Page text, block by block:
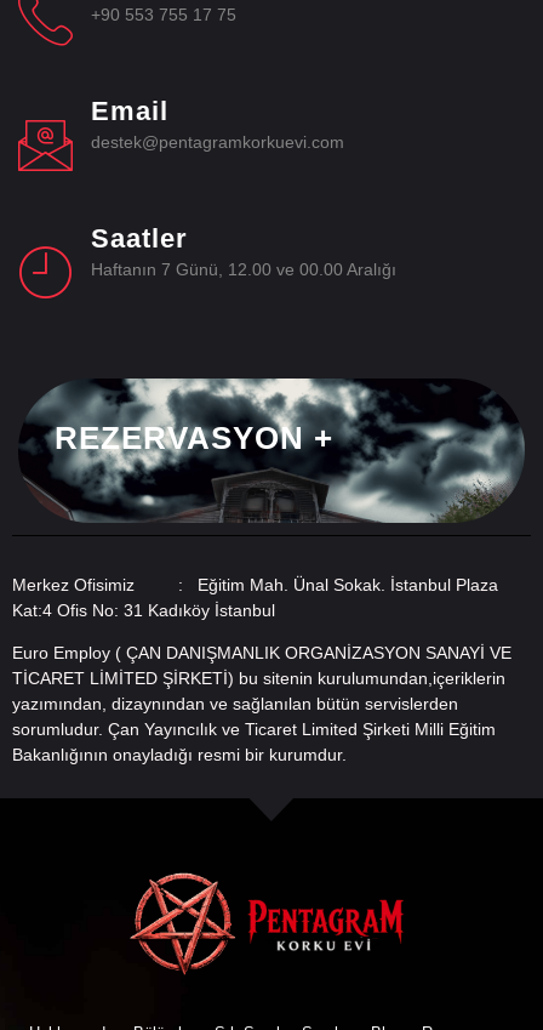
+90 553 755 17 75
Email
destek@pentagramkorkuevi.com
Saatler
Haftanın 7 Günü, 12.00 ve 00.00 Aralığı
REZERVASYON +
Merkez Ofisimiz : Eğitim Mah. Ünal Sokak. İstanbul Plaza
Kat:4 Ofis No: 31 Kadıköy İstanbul
Euro Employ ( ÇAN DANIŞMANLIK ORGANİZASYON SANAYİ VE
TİCARET LİMİTED ŞİRKETİ) bu sitenin kurulumundan,içeriklerin
yazımından, dizaynından ve sağlanılan bütün servislerden
sorumludur. Çan Yayıncılık ve Ticaret Limited Şirketi Milli Eğitim
Bakanlığının onayladığı resmi bir kurumdur.